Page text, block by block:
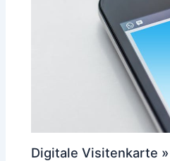
Digitale Visitenkarte